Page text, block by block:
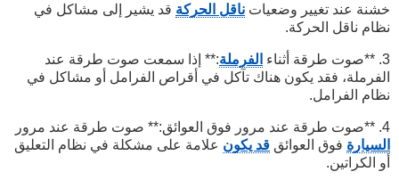
خشنة عند تغيير وضعيات ناقل الحركة قد يشير إلى مشاكل في
نظام ناقل الحركة.
3. **صوت طرقة أثناء الفرملة:** إذا سمعت صوت طرقة عند
الفرملة، فقد يكون هناك تآكل في أقراص الفرامل أو مشاكل في
نظام الفرامل.
4. **صوت طرقة عند مرور فوق العوائق:** صوت طرقة عند مرور
السيارة فوق العوائق قد يكون علامة على مشكلة في نظام التعليق
أو الكراتين.